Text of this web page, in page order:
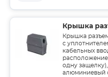
Крышка
Крышка
с
кабельных
одну
алюминиевый